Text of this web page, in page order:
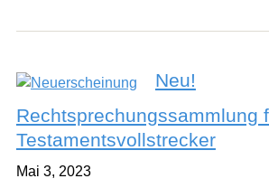
Neu!
Rechtsprechungssammlung
Testamentsvollstrecker
Mai 3, 2023